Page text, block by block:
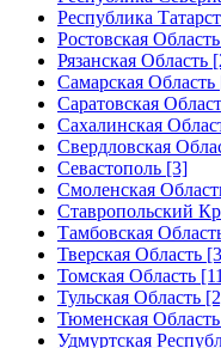
Республика
Ростовская
Рязанская Область
Самарская Область
Саратовская
Сахалинская
Свердловская
Севастополь [3]
Смоленская
Ставропольский
Тамбовская
Тверская Область
Томская Область
Тульская Область
Тюменская
Удмуртская